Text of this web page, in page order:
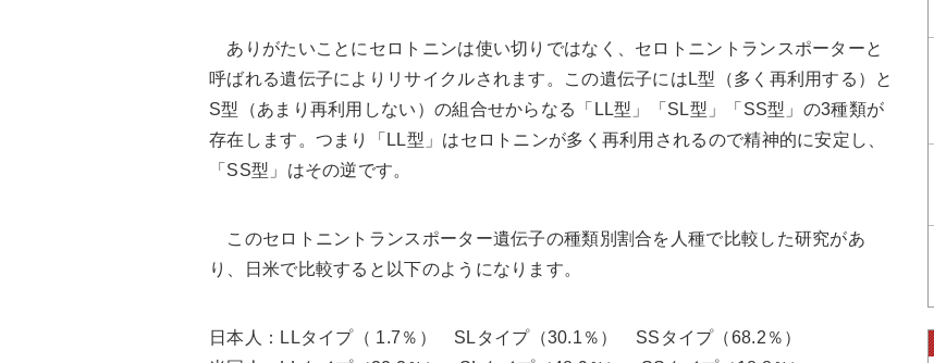
ありがたいことにセロトニンは使い切りではなく、セロトニントランスポーターと
呼ばれる遺伝子によりリサイクルされます。この遺伝子にはL型（多く再利用する）と
S型（あまり再利用しない）の組合せからなる「LL型」「SL型」「SS型」の3種類が
存在します。つまり「LL型」はセロトニンが多く再利用されるので精神的に安定し、
「SS型」はその逆です。
このセロトニントランスポーター遺伝子の種類別割合を人種で比較した研究があ
り、日米で比較すると以下のようになります。
日本人：LLタイプ（ 1.7％） SLタイプ（30.1％） SSタイプ（68.2％）